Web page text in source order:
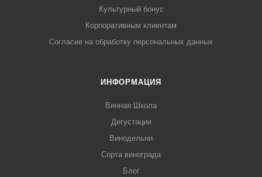
Культурный бонус
Корпоративным клиентам
Согласие на обработку персональных данных
ИНФОРМАЦИЯ
Винная Школа
Дегустации
Винодельни
Сорта винограда
Блог